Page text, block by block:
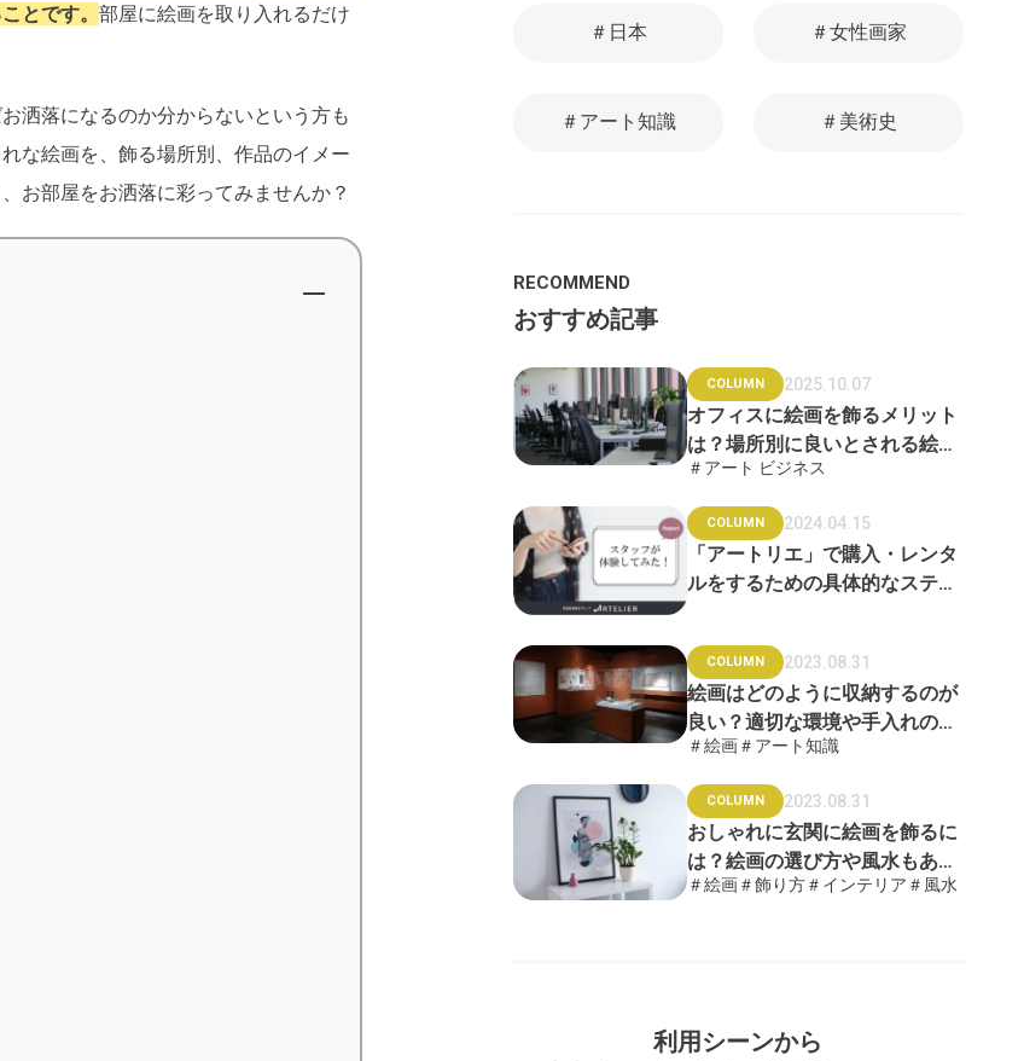
とです。 部屋に絵画を取り入れるだけ
洒落になるのか分からないという方も
な絵画を、飾る場所別、作品のイメー
お部屋をお洒落に彩ってみませんか？
＃日本 ＃女性画家
＃アート知識 ＃美術史
RECOMMEND
おすすめ記事
COLUMN 2025.10.07
オフィスに絵画を飾るメリット
は？場所別に良いとされる絵画
も紹介
＃アート ビジネス
COLUMN 2024.04.15
「アートリエ」で購入・レンタ
ルをするための具体的なステッ
COLUMN 2023.08.31
絵画はどのように収納するのが
良い？適切な環境や手入れの方
法を徹底解説
＃絵画＃アート知識
COLUMN 2023.08.31
おしゃれに玄関に絵画を飾るに
は？絵画の選び方や風水もあわ
せて解説
＃絵画＃飾り方＃インテリア ＃風水
利用シーンから